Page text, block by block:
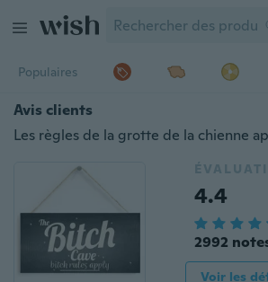
Populaires
Avis clients
4.4
2992
Voir les